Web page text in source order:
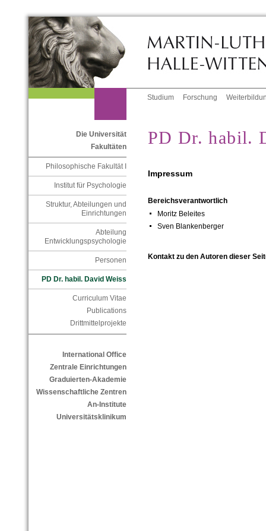
Studium Forschung
Die Universität
Fakultäten
Philosophische Fakultät I
Institut für Psychologie
Struktur, Abteilungen und
Einrichtungen
Abteilung
Entwicklungspsychologie
Personen
PD Dr. habil. David Weiss
Curriculum Vitae
Publications
Drittmittelprojekte
International Office
Zentrale Einrichtungen
Graduierten-Akademie
Wissenschaftliche Zentren
An-Institute
Universitätsklinikum
PD Dr. habil.
Impressum
Bereichsverantwortlich
Moritz Beleites
Sven Blankenberger
Kontakt zu den Autoren dieser